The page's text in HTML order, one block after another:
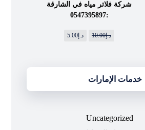
شركة فلاتر مياه في الشارقة
:0547395897
د.إ10.00 د.إ 5.00
خدمات الإمارات
Uncategorized